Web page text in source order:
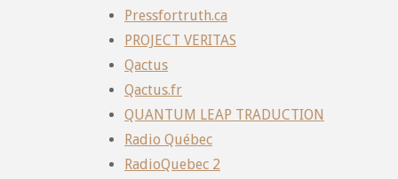
Pressfortruth.ca
PROJECT VERITAS
Qactus
Qactus.fr
QUANTUM LEAP TRADUCTION
Radio Québec
RadioQuebec 2